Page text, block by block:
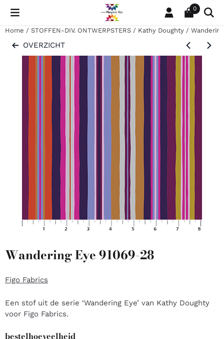
Cookievoorkeuren zijn momenteel gesloten. 0
Home / STOFFEN-DIV. ONTWERPSTERS / Kathy Doughty /
OVERZICHT
Wandering Eye 91069-28
Figo Fabrics
Een stof uit de serie ‘Wandering Eye’ van Kathy Doughty
voor Figo Fabrics.
bestelhoeveelheid